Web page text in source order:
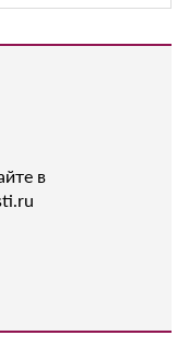
в